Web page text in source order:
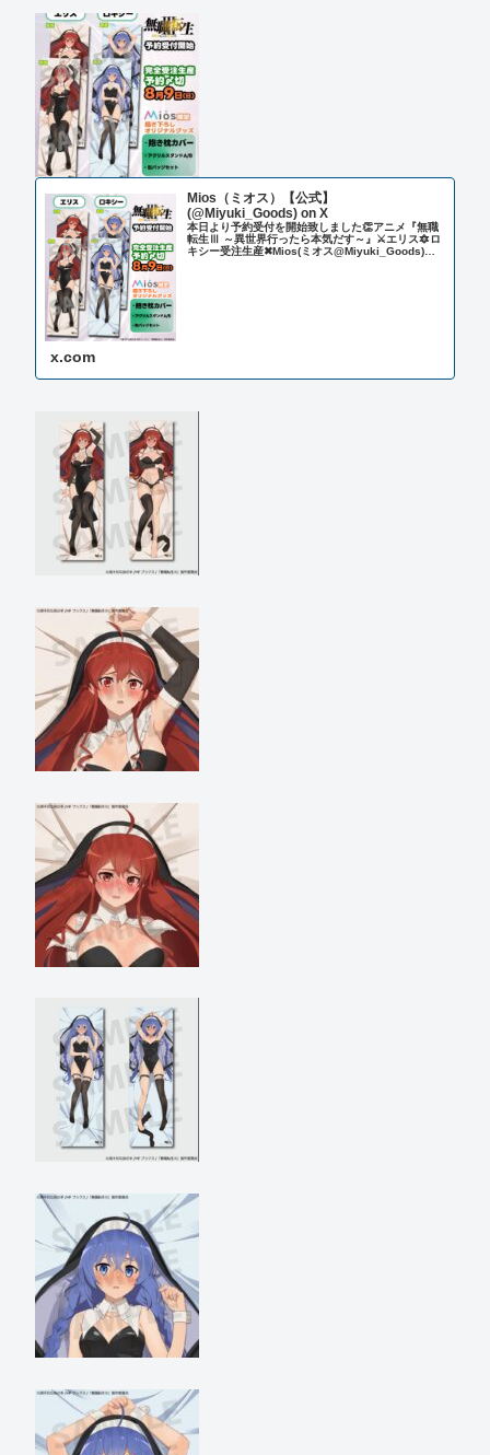
Mios（ミオス）【公式】
(@Miyuki_Goods) on X
本日より予約受付を開始致しました👏アニメ『無職
転生Ⅲ ～異世界行ったら本気だす～』⚔エリス🔯ロ
キシー受注生産✖Mios(ミオス@Miyuki_Goods)限
x.com